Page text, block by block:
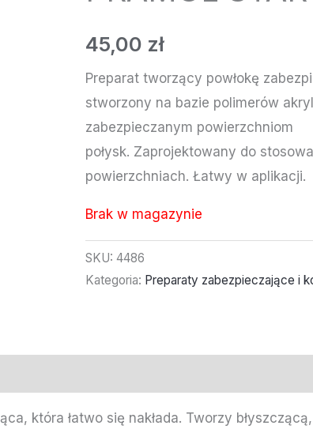
45,00 zł
Preparat tworzący powłokę
stworzony na bazie polimerów
zabezpieczanym powierzchniom
połysk. Zaprojektowany do
powierzchniach. Łatwy w aplikacji.
Brak w magazynie
SKU: 4486
Kategoria: Preparaty zabezpieczające i
która łatwo się nakłada. Tworzy